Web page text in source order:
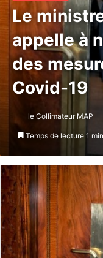
Le
appelle à
des
Covid-19
le Collimateur MAP
Temps de lecture 1